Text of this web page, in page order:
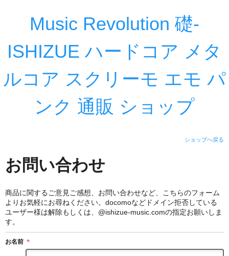
Music Revolution 礎-
ISHIZUE ハードコア メタ
ルコア スクリーモ エモ パ
ンク 通販 ショップ
ショップへ戻る
お問い合わせ
商品に関するご意見ご感想、お問い合わせなど、こちらのフォーム
よりお気軽にお尋ねください。docomoなどドメイン拒否している
ユーザー様は解除もしくは、@ishizue-music.comの指定お願いしま
す。
お名前 ＊